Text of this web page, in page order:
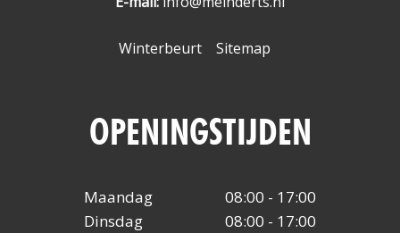
Winterbeurt Sitemap
OPENINGSTIJDEN
Maandag
08:00 - 17:00
Dinsdag
08:00 - 17:00